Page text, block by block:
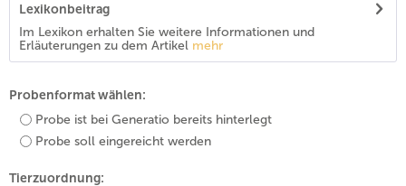
Lexikonbeitrag
Im Lexikon erhalten Sie weitere Informationen und
Erläuterungen zu dem Artikel mehr
Probenformat wählen:
Probe ist bei Generatio bereits hinterlegt
Probe soll eingereicht werden
Tierzuordnung: